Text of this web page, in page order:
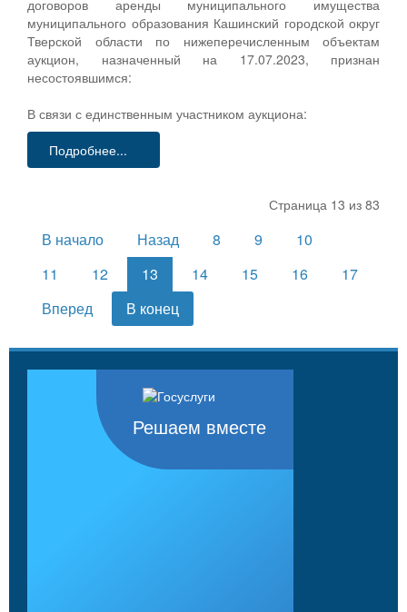
договоров аренды муниципального имущества
муниципального образования Кашинский городской округ
Тверской области по нижеперечисленным объектам
аукцион, назначенный на 17.07.2023, признан
несостоявшимся:
В связи с единственным участником аукциона:
Подробнее...
Страница 13 из 83
В начало Назад 8 9
10
11
12 13 14 15 16
17
Вперед
В конец
Решаем вместе